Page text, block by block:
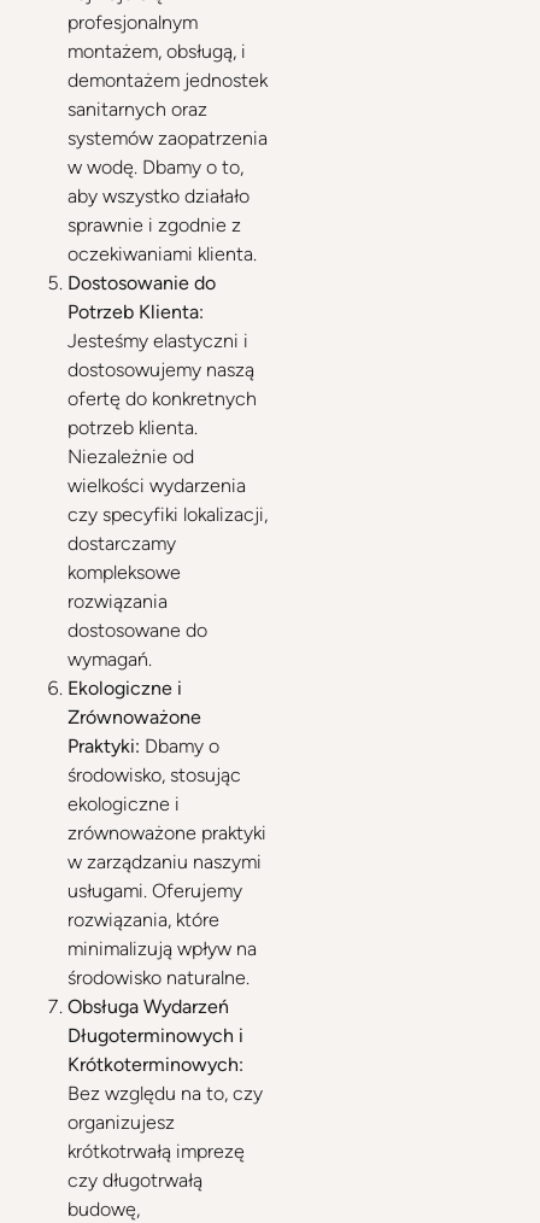
profesjonalnym
montażem, obsługą, i
demontażem jednostek
sanitarnych oraz
systemów zaopatrzenia
w wodę. Dbamy o to,
aby wszystko działało
sprawnie i zgodnie z
oczekiwaniami klienta.
Dostosowanie do
Potrzeb Klienta:
Jesteśmy elastyczni i
dostosowujemy naszą
ofertę do konkretnych
potrzeb klienta.
Niezależnie od
wielkości wydarzenia
czy specyfiki lokalizacji,
dostarczamy
kompleksowe
rozwiązania
dostosowane do
wymagań.
Ekologiczne i
Zrównoważone
Praktyki: Dbamy o
środowisko, stosując
ekologiczne i
zrównoważone praktyki
w zarządzaniu naszymi
usługami. Oferujemy
rozwiązania, które
minimalizują wpływ na
środowisko naturalne.
Obsługa Wydarzeń
Długoterminowych i
Krótkoterminowych:
Bez względu na to, czy
organizujesz
krótkotrwałą imprezę
czy długotrwałą
budowę,